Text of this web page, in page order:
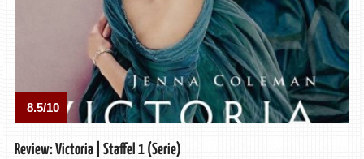
8.5/10
Review: Victoria | Staffel 1 (Serie)